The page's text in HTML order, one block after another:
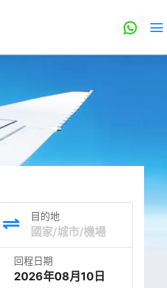
目的地
回程日期
2026年08月10日